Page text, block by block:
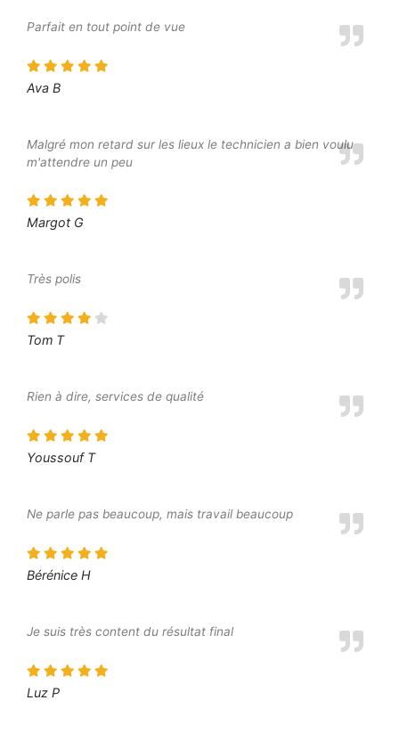
Parfait en tout point de vue
Ava B
Malgré mon retard sur les lieux le technicien a bien voulu
m'attendre un peu
Margot G
Très polis
Tom T
Rien à dire, services de qualité
Youssouf T
Ne parle pas beaucoup, mais travail beaucoup
Bérénice H
Je suis très content du résultat final
Luz P